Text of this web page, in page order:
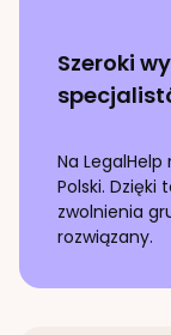
Szeroki
Na
Polski.
zwolnienia
rozwiązany.